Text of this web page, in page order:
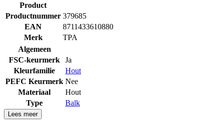
Product
Productnummer 379685
EAN
8711433610880
Merk
TPA
Algemeen
FSC-keurmerk
Ja
Kleurfamilie
Hout
PEFC Keurmerk Nee
Materiaal
Hout
Type
Balk
Lees meer